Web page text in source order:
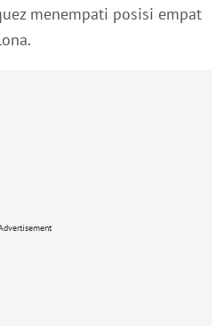
menempati posisi empat